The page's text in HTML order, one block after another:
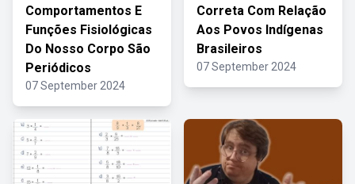
Comportamentos E
Funções Fisiológicas
Do Nosso Corpo São
Periódicos
07 September 2024
Correta Com Relação
Aos Povos Indígenas
Brasileiros
07 September 2024